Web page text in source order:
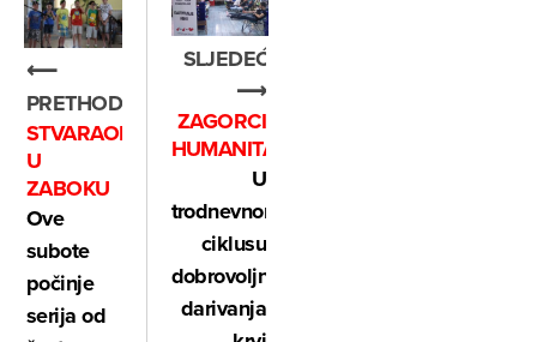
⟵
PRETHODNO
STVARAONICA
U
ZABOKU
Ove
subote
počinje
serija od
SLJEDEĆE
⟶
ZAGORCI
HUMANITARCI
U
trodnevnom
ciklusu
dobrovoljnog
darivanja